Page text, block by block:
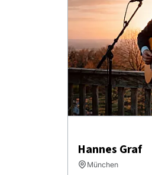
Hannes Graf
München